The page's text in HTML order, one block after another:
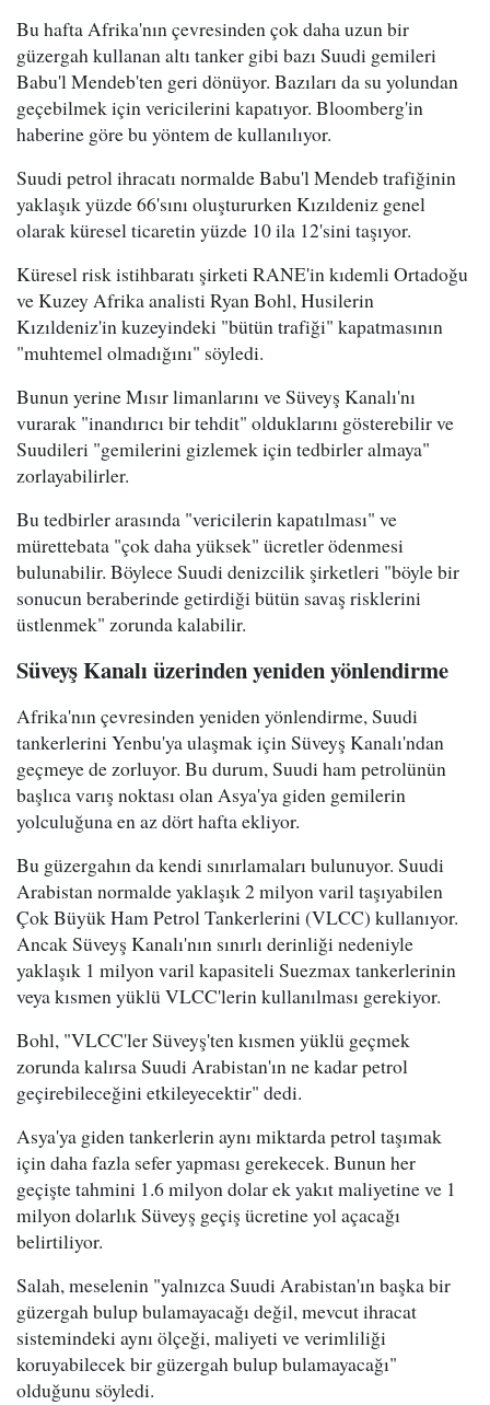
Bu hafta Afrika'nın çevresinden çok daha uzun bir
güzergah kullanan altı tanker gibi bazı Suudi gemileri
Babu'l Mendeb'ten geri dönüyor. Bazıları da su yolundan
geçebilmek için vericilerini kapatıyor. Bloomberg'in
haberine göre bu yöntem de kullanılıyor.
Suudi petrol ihracatı normalde Babu'l Mendeb trafiğinin
yaklaşık yüzde 66'sını oluştururken Kızıldeniz genel
olarak küresel ticaretin yüzde 10 ila 12'sini taşıyor.
Küresel risk istihbaratı şirketi RANE'in kıdemli Ortadoğu
ve Kuzey Afrika analisti Ryan Bohl, Husilerin
Kızıldeniz'in kuzeyindeki "bütün trafiği" kapatmasının
"muhtemel olmadığını" söyledi.
Bunun yerine Mısır limanlarını ve Süveyş Kanalı'nı
vurarak "inandırıcı bir tehdit" olduklarını gösterebilir ve
Suudileri "gemilerini gizlemek için tedbirler almaya"
zorlayabilirler.
Bu tedbirler arasında "vericilerin kapatılması" ve
mürettebata "çok daha yüksek" ücretler ödenmesi
bulunabilir. Böylece Suudi denizcilik şirketleri "böyle bir
sonucun beraberinde getirdiği bütün savaş risklerini
üstlenmek" zorunda kalabilir.
Süveyş Kanalı üzerinden yeniden yönlendirme
Afrika'nın çevresinden yeniden yönlendirme, Suudi
tankerlerini Yenbu'ya ulaşmak için Süveyş Kanalı'ndan
geçmeye de zorluyor. Bu durum, Suudi ham petrolünün
başlıca varış noktası olan Asya'ya giden gemilerin
yolculuğuna en az dört hafta ekliyor.
Bu güzergahın da kendi sınırlamaları bulunuyor. Suudi
Arabistan normalde yaklaşık 2 milyon varil taşıyabilen
Çok Büyük Ham Petrol Tankerlerini (VLCC) kullanıyor.
Ancak Süveyş Kanalı'nın sınırlı derinliği nedeniyle
yaklaşık 1 milyon varil kapasiteli Suezmax tankerlerinin
veya kısmen yüklü VLCC'lerin kullanılması gerekiyor.
Bohl, "VLCC'ler Süveyş'ten kısmen yüklü geçmek
zorunda kalırsa Suudi Arabistan'ın ne kadar petrol
geçirebileceğini etkileyecektir" dedi.
Asya'ya giden tankerlerin aynı miktarda petrol taşımak
için daha fazla sefer yapması gerekecek. Bunun her
geçişte tahmini 1.6 milyon dolar ek yakıt maliyetine ve 1
milyon dolarlık Süveyş geçiş ücretine yol açacağı
belirtiliyor.
Salah, meselenin "yalnızca Suudi Arabistan'ın başka bir
güzergah bulup bulamayacağı değil, mevcut ihracat
sistemindeki aynı ölçeği, maliyeti ve verimliliği
koruyabilecek bir güzergah bulup bulamayacağı"
olduğunu söyledi.